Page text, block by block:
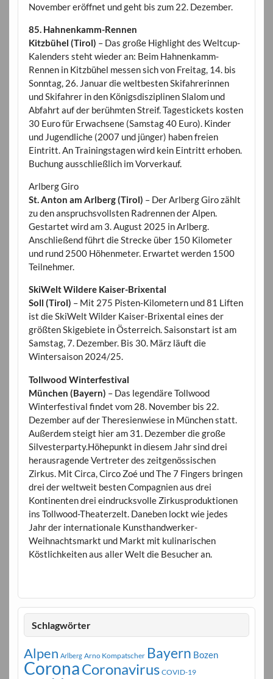
November eröffnet und geht bis zum 22. Dezember.
85. Hahnenkamm-Rennen
Kitzbühel (Tirol) – Das große Highlight des Weltcup-
Kalenders steht wieder an: Beim Hahnenkamm-
Rennen in Kitzbühel messen sich von Freitag, 14. bis
Sonntag, 26. Januar die weltbesten Skifahrerinnen
und Skifahrer in den Königsdisziplinen Slalom und
Abfahrt auf der berühmten Streif. Tagestickets kosten
30 Euro für Erwachsene (Samstag 40 Euro). Kinder
und Jugendliche (2007 und jünger) haben freien
Eintritt. An Trainingstagen wird kein Eintritt erhoben.
Buchung ausschließlich im Vorverkauf.
Arlberg Giro
St. Anton am Arlberg (Tirol) – Der Arlberg Giro zählt
zu den anspruchsvollsten Radrennen der Alpen.
Gestartet wird am 3. August 2025 in Arlberg.
Anschließend führt die Strecke über 150 Kilometer
und rund 2500 Höhenmeter. Erwartet werden 1500
Teilnehmer.
SkiWelt Wildere Kaiser-Brixental
Soll (Tirol) – Mit 275 Pisten-Kilometern und 81 Liften
ist die SkiWelt Wilder Kaiser-Brixental eines der
größten Skigebiete in Österreich. Saisonstart ist am
Samstag, 7. Dezember. Bis 30. März läuft die
Wintersaison 2024/25.
Tollwood Winterfestival
München (Bayern) – Das legendäre Tollwood
Winterfestival findet vom 28. November bis 22.
Dezember auf der Theresienwiese in München statt.
Außerdem steigt hier am 31. Dezember die große
Silvesterparty.Höhepunkt in diesem Jahr sind drei
herausragende Vertreter des zeitgenössischen
Zirkus. Mit Circa, Circo Zoé und The 7 Fingers bringen
drei der weltweit besten Compagnien aus drei
Kontinenten drei eindrucksvolle Zirkusproduktionen
ins Tollwood-Theaterzelt. Daneben lockt wie jedes
Jahr der internationale Kunsthandwerker-
Weihnachtsmarkt und Markt mit kulinarischen
Köstlichkeiten aus aller Welt die Besucher an.
Schlagwörter
Alpen Arlberg Arno Kompatscher Bayern Bozen
CoronaCoronavirus COVID-19